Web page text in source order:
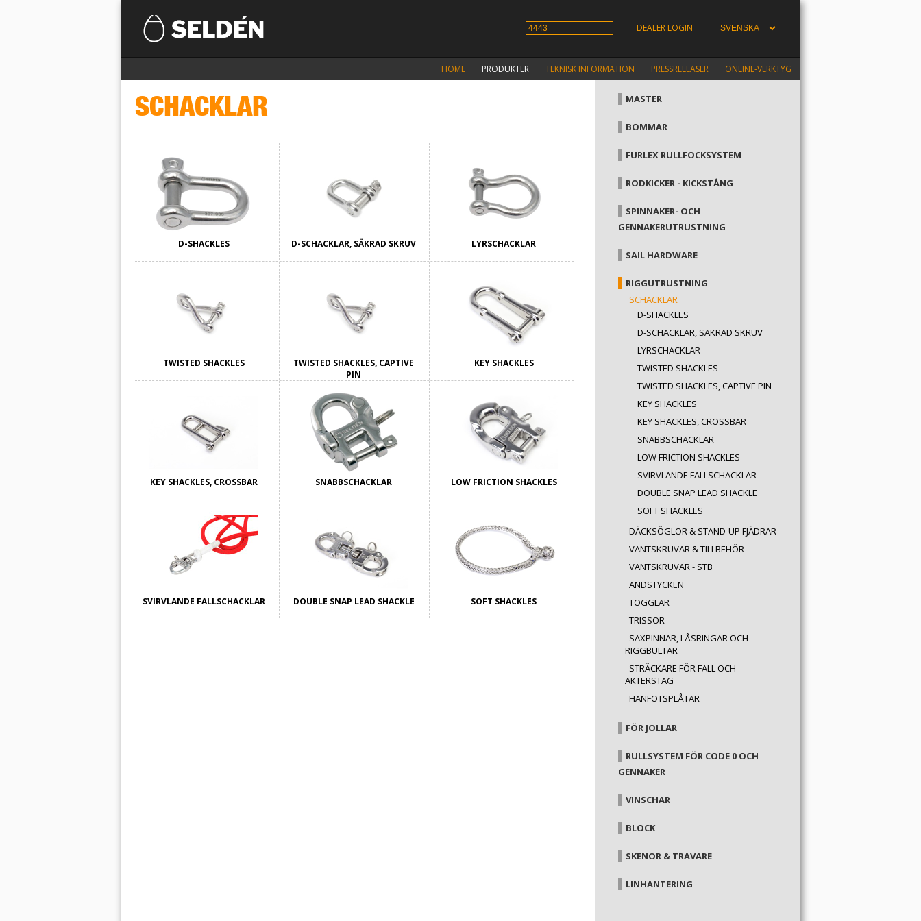
DEALER LOGIN
HOME PRODUKTER TEKNISK INFORMATION PRESSRELEASER ONLINE-VERKTYG
SCHACKLAR
D-SHACKLES D-SCHACKLAR, SÄKRAD SKRUV LYRSCHACKLAR
TWISTED SHACKLES
TWISTED SHACKLES, CAPTIVE
PIN
KEY SHACKLES
KEY SHACKLES, CROSSBAR SNABBSCHACKLAR LOW FRICTION SHACKLES
SVIRVLANDE FALLSCHACKLAR DOUBLE SNAP LEAD SHACKLE SOFT SHACKLES
MASTER
BOMMAR
FURLEX RULLFOCKSYSTEM
RODKICKER - KICKSTÅNG
SPINNAKER- OCH
GENNAKERUTRUSTNING
SAIL HARDWARE
RIGGUTRUSTNING
SCHACKLAR
D-SHACKLES
D-SCHACKLAR, SÄKRAD SKRUV
LYRSCHACKLAR
TWISTED SHACKLES
TWISTED SHACKLES, CAPTIVE PIN
KEY SHACKLES
KEY SHACKLES, CROSSBAR
SNABBSCHACKLAR
LOW FRICTION SHACKLES
SVIRVLANDE FALLSCHACKLAR
DOUBLE SNAP LEAD SHACKLE
SOFT SHACKLES
DÄCKSÖGLOR & STAND-UP FJÄDRAR
VANTSKRUVAR & TILLBEHÖR
VANTSKRUVAR - STB
ÄNDSTYCKEN
TOGGLAR
TRISSOR
SAXPINNAR, LÅSRINGAR OCH
RIGGBULTAR
STRÄCKARE FÖR FALL OCH
AKTERSTAG
HANFOTSPLÅTAR
FÖR JOLLAR
RULLSYSTEM FÖR CODE 0 OCH
GENNAKER
VINSCHAR
BLOCK
SKENOR & TRAVARE
LINHANTERING